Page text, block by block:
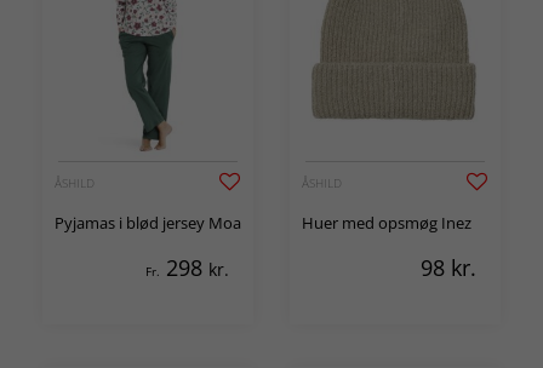
ÅSHILD
Pyjamas i blød jersey Moa
Fr. 298 kr.
ÅSHILD
Huer med opsmøg Inez
98 kr.